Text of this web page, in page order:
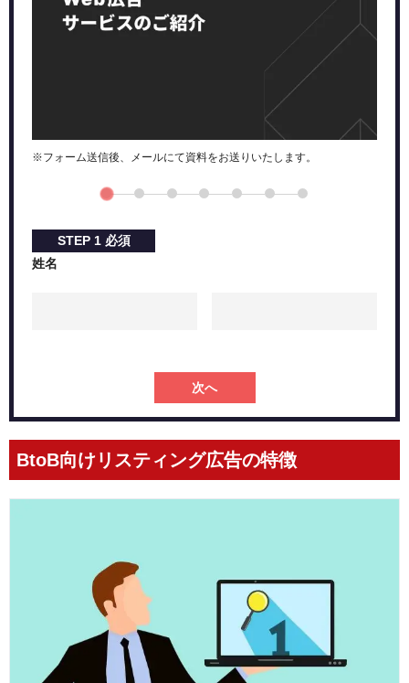
購買意欲の高い潜在層への訴求を意識する
広告代理店に依頼するのもおすすめ
※フォーム送信後、メールにて資料をお送りいたします。
STEP 1 必須
姓名
次へ
BtoB向けリスティング広告の特徴